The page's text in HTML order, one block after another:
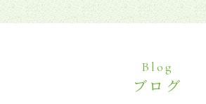
Blog
ブログ